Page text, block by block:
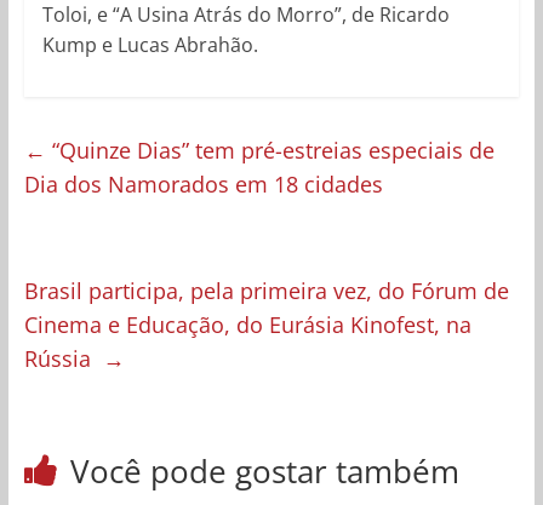
Toloi, e “A Usina Atrás do Morro”, de Ricardo
Kump e Lucas Abrahão.
← “Quinze Dias” tem pré-estreias especiais de
Dia dos Namorados em 18 cidades
Brasil participa, pela primeira vez, do Fórum de
Cinema e Educação, do Eurásia Kinofest, na
Rússia →
Você pode gostar também